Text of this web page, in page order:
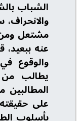
الشباب
مشتعل
عنه
والوقوع
يطالب
المطالبين
على